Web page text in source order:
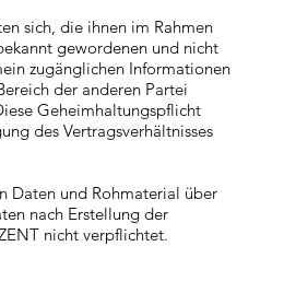
sich, die ihnen im Rahmen
gewordenen und nicht
zugänglichen Informationen
der anderen Partei
Geheimhaltungspflicht
des Vertragsverhältnisses
Daten und Rohmaterial über
nach Erstellung der
nicht verpflichtet.